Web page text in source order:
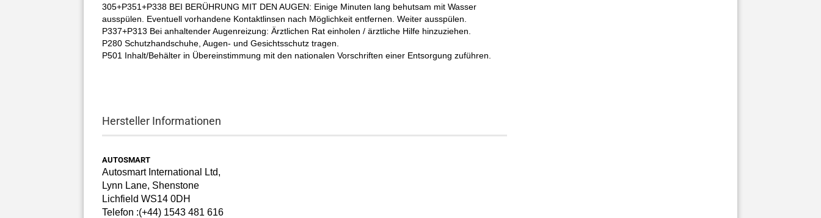
305+P351+P338 BEI BERÜHRUNG MIT DEN AUGEN: Einige Minuten lang behutsam mit Wasser
ausspülen. Eventuell vorhandene Kontaktlinsen nach Möglichkeit entfernen. Weiter ausspülen.
P337+P313 Bei anhaltender Augenreizung: Ärztlichen Rat einholen / ärztliche Hilfe hinzuziehen.
P280 Schutzhandschuhe, Augen- und Gesichtsschutz tragen.
P501 Inhalt/Behälter in Übereinstimmung mit den nationalen Vorschriften einer Entsorgung zuführen.
Hersteller Informationen
AUTOSMART
Autosmart International Ltd,
Lynn Lane, Shenstone
Lichfield WS14 0DH
Telefon :(+44) 1543 481 616